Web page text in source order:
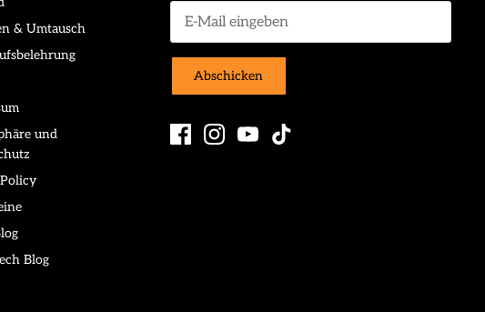
& Umtausch
und
Blog
Abschicken